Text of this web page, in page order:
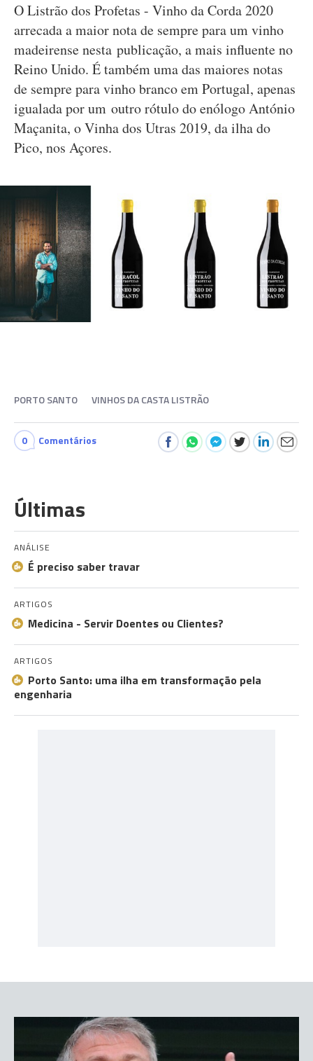
O Listrão dos Profetas - Vinho da Corda 2020
arrecada a maior nota de sempre para um vinho
madeirense nesta publicação, a mais influente no
Reino Unido. É também uma das maiores notas
de sempre para vinho branco em Portugal, apenas
igualada por um outro rótulo do enólogo António
Maçanita, o Vinha dos Utras 2019, da ilha do
Pico, nos Açores.
PORTO SANTO VINHOS DA CASTA LISTRÃO
0 Comentários
Últimas
ANÁLISE
É preciso saber travar
ARTIGOS
Medicina - Servir Doentes ou Clientes?
ARTIGOS
Porto Santo: uma ilha em transformação pela
engenharia